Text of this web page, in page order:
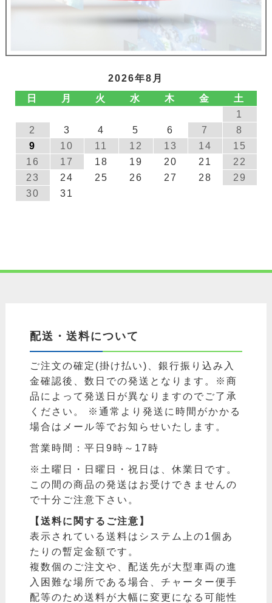
2026年8月
日
月 火 水 木 金
土
1
2
3 4 5 6 7
8
9
10 11 12 13 14
15
16
17 18 19 20 21
22
23
24 25 26 27 28
29
30
31
配送・送料について
ご注文の確定(掛け払い)、銀行振り込み入
金確認後、数日での発送となります。※商
品によって発送日が異なりますのでご了承
ください。 ※通常より発送に時間がかかる
場合はメール等でお知らせいたします。
営業時間：平日9時～17時
※土曜日・日曜日・祝日は、休業日です。
この間の商品の発送はお受けできませんの
で十分ご注意下さい。
【送料に関するご注意】
表示されている送料はシステム上の1個あ
たりの暫定金額です。
複数個のご注文や、配送先が大型車両の進
入困難な場所である場合、チャーター便手
配等のため送料が大幅に変更になる可能性